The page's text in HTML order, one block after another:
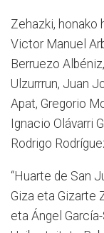
Zehazki, honako
Victor Manuel
Berruezo
Ulzurrrun, Juan
Apat, Gregorio
Ignacio Olávarri
Rodrigo
“Huarte de San
Giza eta Gizarte
eta Ángel